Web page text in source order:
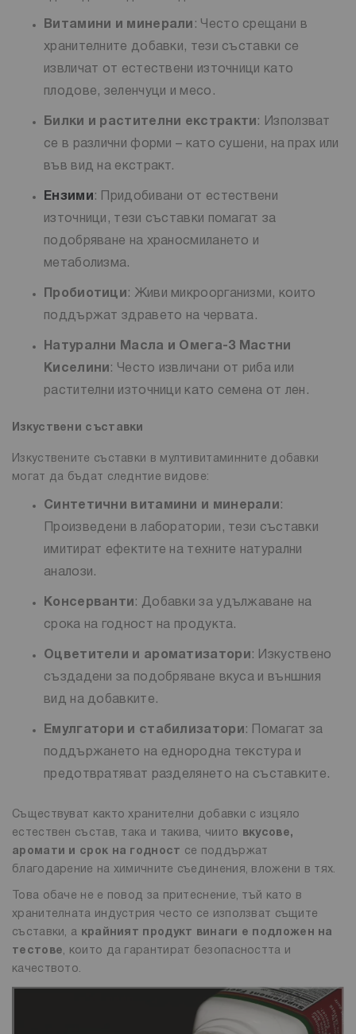
Витамини и минерали : Често срещани в
хранителните добавки, тези съставки се
извличат от естествени източници като
плодове, зеленчуци и месо.
Билки и растителни екстракти : Използват
се в различни форми – като сушени, на прах или
във вид на екстракт.
Ензими : Придобивани от естествени
източници, тези съставки помагат за
подобряване на храносмилането и
метаболизма.
Пробиотици : Живи микроорганизми, които
поддържат здравето на червата.
Натурални Масла и Омега-3 Мастни
Киселини : Често извличани от риба или
растителни източници като семена от лен.
Изкуствени съставки
Изкуствените съставки в мултивитаминните добавки
могат да бъдат следнтие видове:
Синтетични витамини и минерали :
Произведени в лаборатории, тези съставки
имитират ефектите на техните натурални
аналози.
Консерванти : Добавки за удължаване на
срока на годност на продукта.
Оцветители и ароматизатори : Изкуствено
създадени за подобряване вкуса и външния
вид на добавките.
Емулгатори и стабилизатори : Помагат за
поддържането на еднородна текстура и
предотвратяват разделянето на съставките.
Съществуват както хранителни добавки с изцяло
естествен състав, така и такива, чиито вкусове,
аромати и срок на годност се поддържат
благодарение на химичните съединения, вложени в тях.
Това обаче не е повод за притеснение, тъй като в
хранителната индустрия често се използват същите
съставки, а крайният продукт винаги е подложен на
тестове, които да гарантират безопасността и
качеството.